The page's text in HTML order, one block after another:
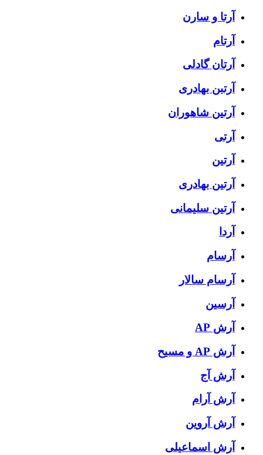
آرتا و سارن
آرتام
آرتان گادلی
آرتبن بهادری
آرتين شاهوران
آرتی
آرتین
آرتین بهادری
آرتین سلیمانی
آردا
آرسام
آرسام سالار
آرسین
آرش AP
آرش AP و مسیح
آرش آج
آرش آرام
آرش آروین
آرش اسماعیلی